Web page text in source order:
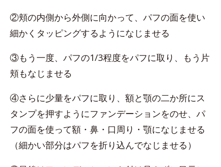
②頬の内側から外側に向かって、パフの面を使い
細かくタッピングするようになじませる
③もう一度、パフの1/3程度をパフに取り、もう片
頬もなじませる
④さらに少量をパフに取り、額と顎の二か所にス
タンプを押すようにファンデーションをのせ、パ
フの面を使って額・鼻・口周り・顎になじませる
（細かい部分はパフを折り込んでなじませる）